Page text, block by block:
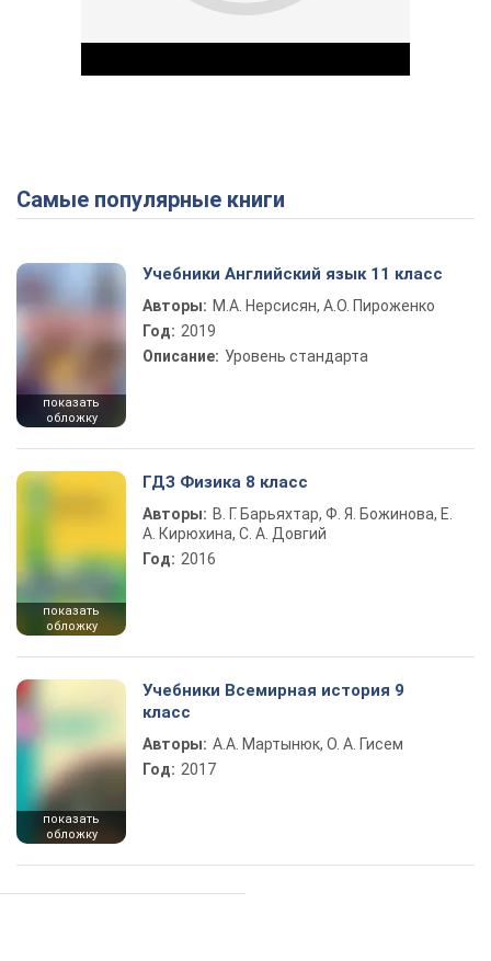
Play Video
Самые популярные книги
показать
обложку
Учебники Английский язык 11 класс
Авторы: М.А. Нерсисян, А.О. Пироженко
Год: 2019
Описание: Уровень стандарта
показать
обложку
ГДЗ Физика 8 класс
Авторы: В. Г. Барьяхтар, Ф. Я. Божинова, Е.
А. Кирюхина, С. А. Довгий
Год: 2016
показать
обложку
Учебники Всемирная история 9
класс
Авторы: А.А. Мартынюк, О. А. Гисем
Год: 2017